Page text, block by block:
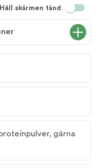
Håll skärmen tänd
gärna